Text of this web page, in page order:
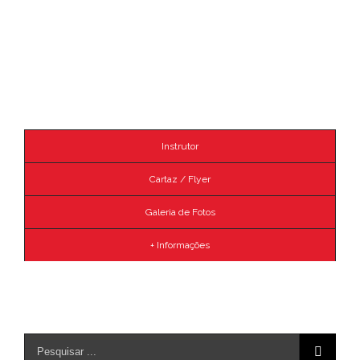
Instrutor
Cartaz / Flyer
Galeria de Fotos
+ Informações